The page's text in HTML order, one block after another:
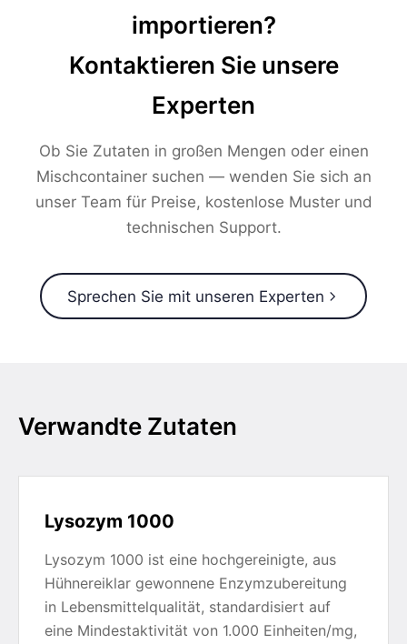
importieren?
Kontaktieren Sie unsere
Experten
Ob Sie Zutaten in großen Mengen oder einen
Mischcontainer suchen — wenden Sie sich an
unser Team für Preise, kostenlose Muster und
technischen Support.
Sprechen Sie mit unseren Experten
Verwandte Zutaten
Lysozym 1000
Lysozym 1000 ist eine hochgereinigte, aus
Hühnereiklar gewonnene Enzymzubereitung
in Lebensmittelqualität, standardisiert auf
eine Mindestaktivität von 1.000 Einheiten/mg,